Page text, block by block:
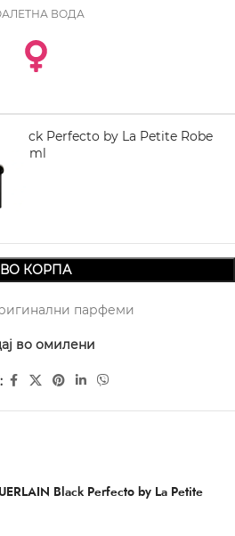
ВОДА
Black Perfecto by La Petite Robe
100 ml
ВО КОРПА
парфеми
во омилени
Black Perfecto by La Petite